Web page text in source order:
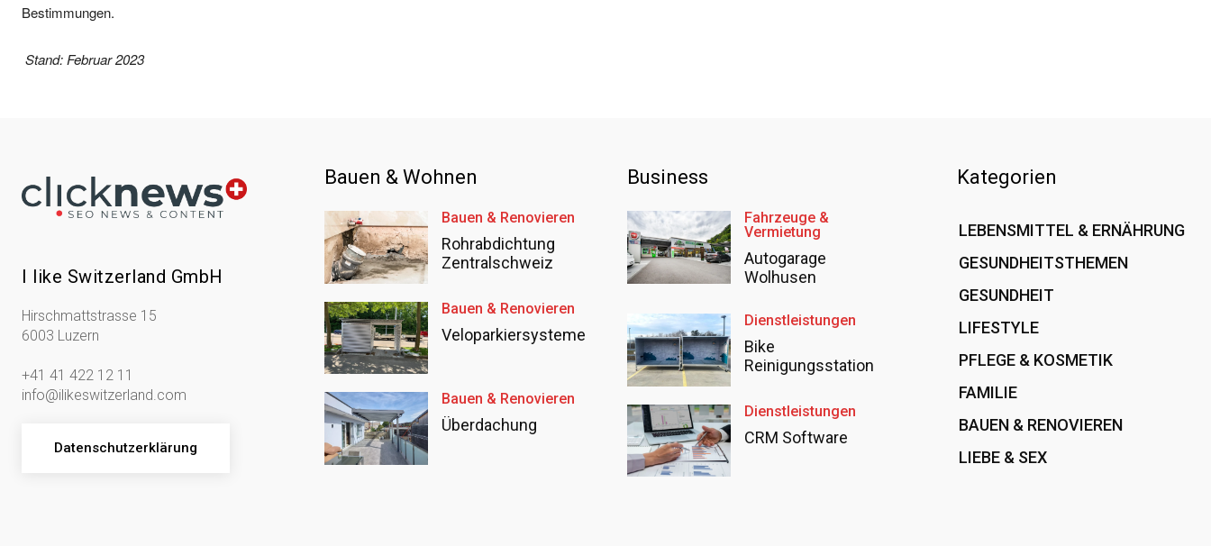
Bestimmungen.
Stand: Februar 2023
I like Switzerland GmbH
Hirschmattstrasse 15
6003 Luzern
+41 41 422 12 11
info@ilikeswitzerland.com
Datenschutzerklärung
Bauen & Wohnen
Bauen & Renovieren
Rohrabdichtung
Zentralschweiz
Bauen & Renovieren
Veloparkiersysteme
Bauen & Renovieren
Überdachung
Business
Fahrzeuge &
Vermietung
Autogarage
Wolhusen
Dienstleistungen
Bike
Reinigungsstation
Dienstleistungen
CRM Software
Kategorien
LEBENSMITTEL & ERNÄHRUNG
GESUNDHEITSTHEMEN
GESUNDHEIT
LIFESTYLE
PFLEGE & KOSMETIK
FAMILIE
BAUEN & RENOVIEREN
LIEBE & SEX